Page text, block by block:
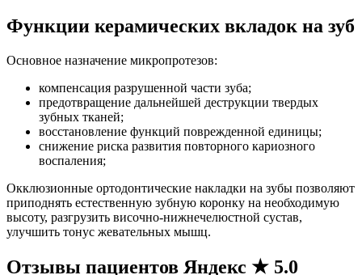
Функции керамических вкладок на зуб
Основное назначение микропротезов:
компенсация разрушенной части зуба;
предотвращение дальнейшей деструкции твердых
зубных тканей;
восстановление функций поврежденной единицы;
снижение риска развития повторного кариозного
воспаления;
Окклюзионные ортодонтические накладки на зубы позволяют
приподнять естественную зубную коронку на необходимую
высоту, разгрузить височно-нижнечелюстной сустав,
улучшить тонус жевательных мышц.
Отзывы пациентов Яндекс ★ 5.0